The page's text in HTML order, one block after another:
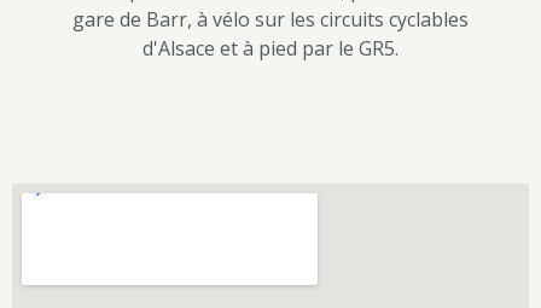
gare de Barr, à vélo sur les circuits cyclables
d'Alsace et à pied par le GR5.